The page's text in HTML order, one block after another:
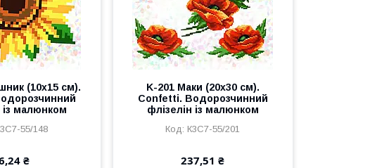
(10х15 см).
із малюнком
55/148
₴
K-201 Маки (20х30 см).
Confetti. Водорозчинний
флізелін із малюнком
К3С7-55/201
237,51 ₴